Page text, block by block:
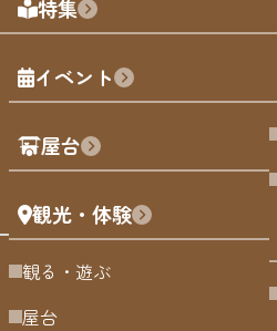
特集
イベント
屋台
観光・体験
観る・遊ぶ
屋台